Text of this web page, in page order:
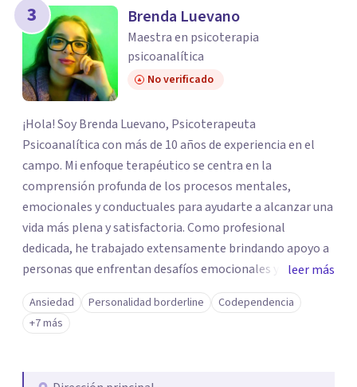
3 Brenda Luevano
Maestra en psicoterapia
psicoanalítica
No verificado
¡Hola! Soy Brenda Luevano, Psicoterapeuta
Psicoanalítica con más de 10 años de experiencia en el
campo. Mi enfoque terapéutico se centra en la
comprensión profunda de los procesos mentales,
emocionales y conductuales para ayudarte a alcanzar una
vida más plena y satisfactoria. Como profesional
dedicada, he trabajado extensamente brindando apoyo a
personas que enfrentan desafíos emocionales y
psicológicos. Mi compromiso es proporcionar un espacio
seguro y confidencial donde puedas explorar tus
pensamientos, emociones y patrones de
autoconocimiento y crecimiento personal. Mi
leer más
Ansiedad Personalidad borderline
Codependencia
+7 más